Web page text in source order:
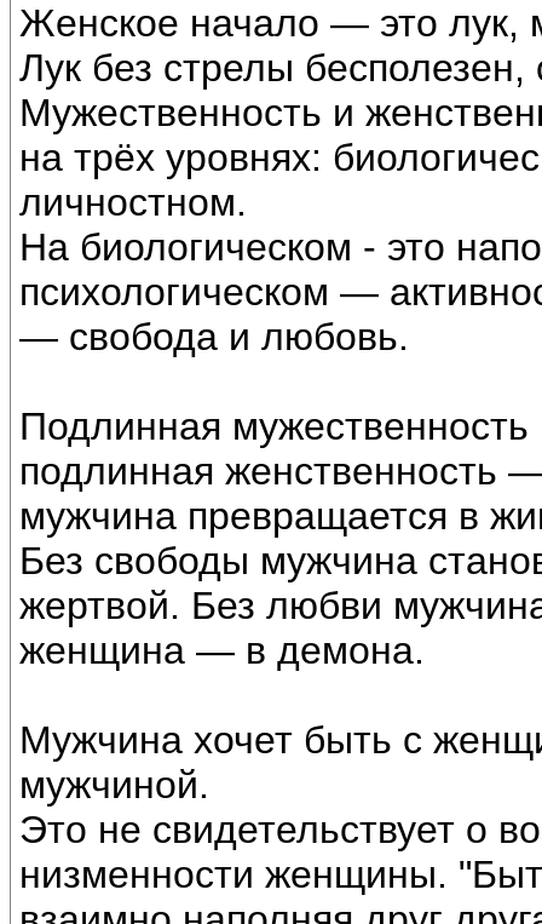
Женское начало — это лук,
Лук без стрелы
Мужественность и
на трёх уровнях:
личностном.
На биологическом - это
психологическом —
— свобода и любовь.
Подлинная
подлинная женственность
мужчина превращается в
Без свободы мужчина
жертвой. Без любви
женщина — в демона.
Мужчина хочет быть с
мужчиной.
Это не свидетельствует о
низменности женщины.